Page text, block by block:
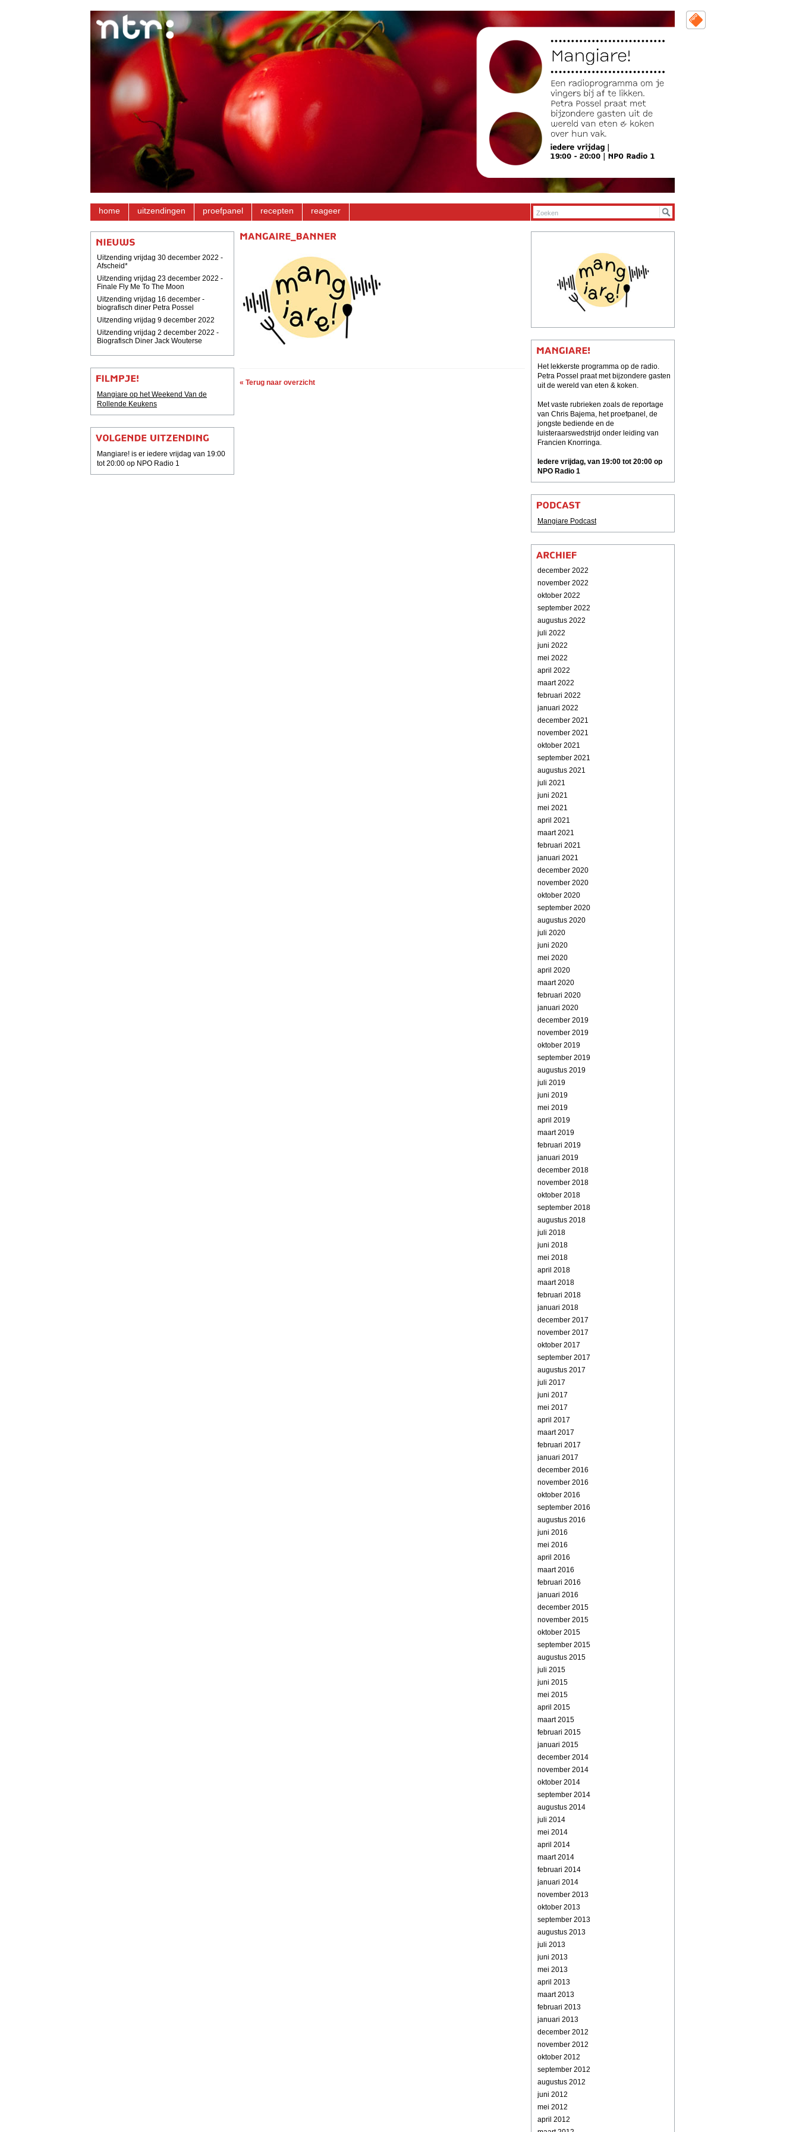
home uitzendingen proefpanel recepten reageer
Uitzending vrijdag 30 december 2022 -
Afscheid*
Uitzending vrijdag 23 december 2022 -
Finale Fly Me To The Moon
Uitzending vrijdag 16 december -
biografisch diner Petra Possel
Uitzending vrijdag 9 december 2022
Uitzending vrijdag 2 december 2022 -
Biografisch Diner Jack Wouterse
Mangiare op het Weekend Van de
Rollende Keukens
Mangiare! is er iedere vrijdag van 19:00
tot 20:00 op NPO Radio 1
« Terug naar overzicht
Het lekkerste programma op de radio.
Petra Possel praat met bijzondere gasten
uit de wereld van eten & koken.
Met vaste rubrieken zoals de reportage
van Chris Bajema, het proefpanel, de
jongste bediende en de
luisteraarswedstrijd onder leiding van
Francien Knorringa.
Iedere vrijdag, van 19:00 tot 20:00 op
NPO Radio 1
Mangiare Podcast
december 2022
november 2022
oktober 2022
september 2022
augustus 2022
juli 2022
juni 2022
mei 2022
april 2022
maart 2022
februari 2022
januari 2022
december 2021
november 2021
oktober 2021
september 2021
augustus 2021
juli 2021
juni 2021
mei 2021
april 2021
maart 2021
februari 2021
januari 2021
december 2020
november 2020
oktober 2020
september 2020
augustus 2020
juli 2020
juni 2020
mei 2020
april 2020
maart 2020
februari 2020
januari 2020
december 2019
november 2019
oktober 2019
september 2019
augustus 2019
juli 2019
juni 2019
mei 2019
april 2019
maart 2019
februari 2019
januari 2019
december 2018
november 2018
oktober 2018
september 2018
augustus 2018
juli 2018
juni 2018
mei 2018
april 2018
maart 2018
februari 2018
januari 2018
december 2017
november 2017
oktober 2017
september 2017
augustus 2017
juli 2017
juni 2017
mei 2017
april 2017
maart 2017
februari 2017
januari 2017
december 2016
november 2016
oktober 2016
september 2016
augustus 2016
juni 2016
mei 2016
april 2016
maart 2016
februari 2016
januari 2016
december 2015
november 2015
oktober 2015
september 2015
augustus 2015
juli 2015
juni 2015
mei 2015
april 2015
maart 2015
februari 2015
januari 2015
december 2014
november 2014
oktober 2014
september 2014
augustus 2014
juli 2014
mei 2014
april 2014
maart 2014
februari 2014
januari 2014
november 2013
oktober 2013
september 2013
augustus 2013
juli 2013
juni 2013
mei 2013
april 2013
maart 2013
februari 2013
januari 2013
december 2012
november 2012
oktober 2012
september 2012
augustus 2012
juni 2012
mei 2012
april 2012